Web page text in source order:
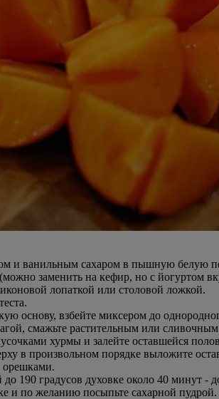
и ванильным сахаром в пышную белую
заменить на кефир, но с йогуртом
лопаткой или столовой ложкой.
основу, взбейте миксером до
смажьте растительным или
хурмы и залейте оставшейся
в произвольном порядке выложите
орешками.
190 градусов духовке около 40 минут
и по желанию посыпьте сахарной пудрой.